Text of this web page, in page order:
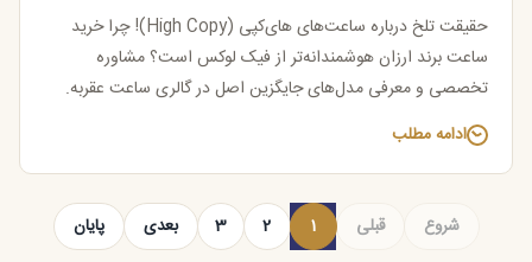
حقیقت تلخ درباره ساعت‌های های‌کپی (High Copy)! چرا خرید
ساعت برند ارزان هوشمندانه‌تر از فیک لوکس است؟ مشاوره
تخصصی و معرفی مدل‌های جایگزین اصل در گالری ساعت عقربه.
ادامه مطلب
شروع قبلی 1
2
3 بعدی پایان